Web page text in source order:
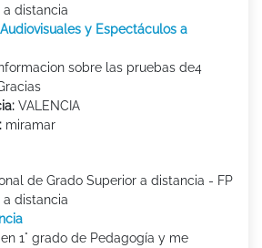
a distancia
y Espectáculos a
sobre las pruebas de4
VALENCIA
miramar
de Grado Superior a distancia - FP
a distancia
1° grado de Pedagogía y me